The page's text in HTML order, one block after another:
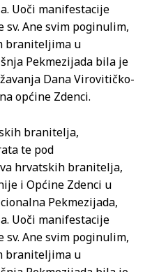
Uoči manifestacije
sv. Ane svim poginulim,
braniteljima u
Pekmezijada bila je
Dana Virovitičko-
općine Zdenci.
branitelja,
te pod
hrvatskih branitelja,
i Općine Zdenci u
Pekmezijada,
Uoči manifestacije
sv. Ane svim poginulim,
braniteljima u